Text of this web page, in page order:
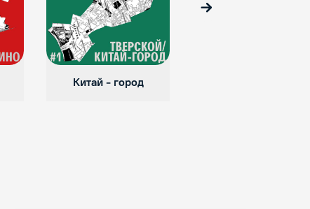
Китай - город
Вперед